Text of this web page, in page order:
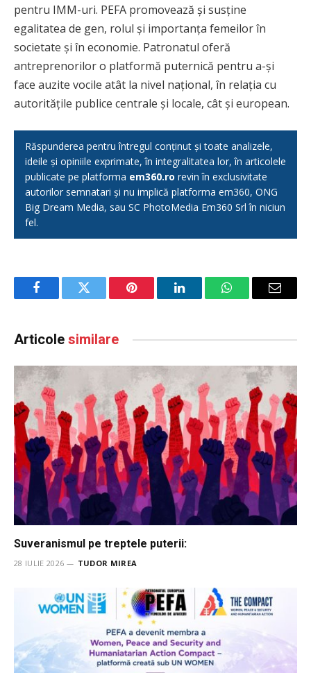
pentru IMM-uri. PEFA promovează și susține
egalitatea de gen, rolul și importanța femeilor în
societate și în economie. Patronatul oferă
antreprenorilor o platformă puternică pentru a-și
face auzite vocile atât la nivel național, în relația cu
autoritățile publice centrale și locale, cât și european.
Răspunderea pentru întregul conținut și toate analizele,
ideile și opiniile exprimate, în integralitatea lor, în articolele
publicate pe platforma em360.ro revin în exclusivitate
autorilor semnatari și nu implică platforma em360, ONG
Big Dream Media, sau SC PhotoMedia Em360 Srl în niciun
fel.
FacebookTwitter Pinterest LinkedInWhatsAppEmail
Articole similare
Suveranismul pe treptele puterii:
28 IULIE 2026 TUDOR MIREA